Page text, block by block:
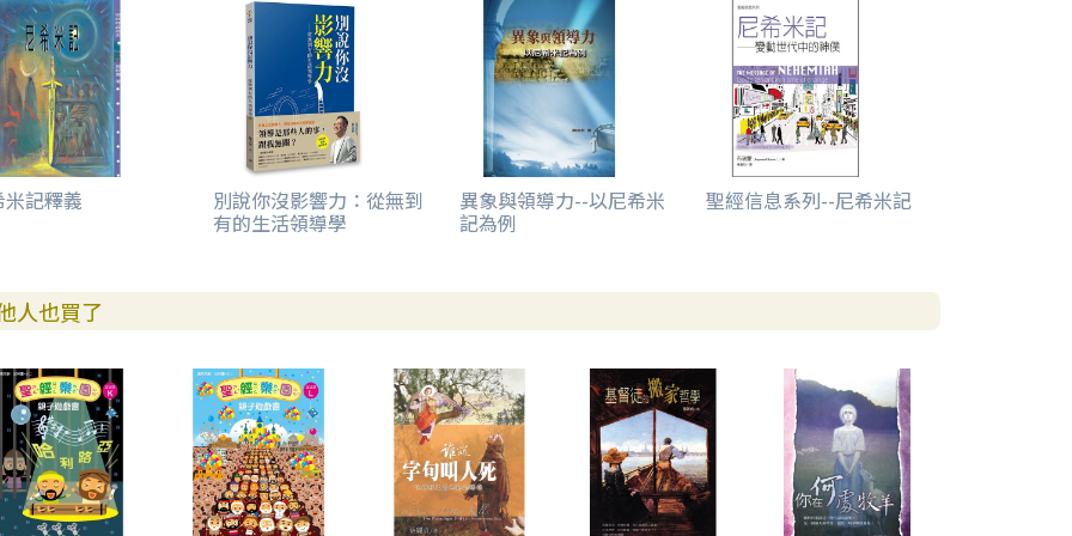
記釋義 別說你沒影響力：從無到
有的生活領導學
異象與領導力--以尼希米
記為例
聖經信息系列--尼希米記
人也買了